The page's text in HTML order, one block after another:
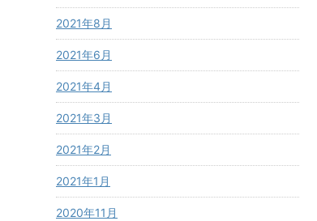
2021年8月
2021年6月
2021年4月
2021年3月
2021年2月
2021年1月
2020年11月